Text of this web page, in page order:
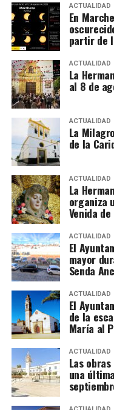
De Tiziano a
Vasco Pereira, un
Sevilla, fue testigo
la corte.Su
reinterpretada de la
encargada para la
Marchena por los
La clave está en Luis
Duque de Arcos,
privilegiada con los
o se reciben
La jornada ordinaria
horas adicionales
recargos:
De la hora 36 a
El contrato también
por vacaciones de al
Alojamiento,
transporte
No todas las
condiciones.
comida
una comida diaria y
manutención ni
El trabajador debe
Salario bruto
Duración
Horario y pago
ACTUALIDAD
En
partir de
ACTUALIDAD
La
al 8 de
ACTUALIDAD
La
de la
ACTUALIDAD
La
organiza
Venida
ACTUALIDAD
El
mayor
Senda
ACTUALIDAD
El
de la
María al
ACTUALIDAD
Las
una